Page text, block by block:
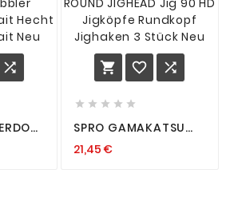
   
    
SPRO GAMAKATSU
90 HD JIGKÖPFE
21,45 €